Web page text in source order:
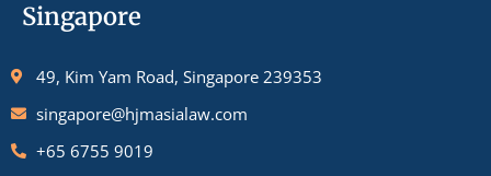
Singapore
49, Kim Yam Road, Singapore 239353
singapore@hjmasialaw.com
+65 6755 9019